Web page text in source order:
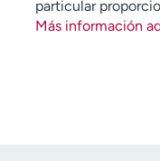
particular
Más información